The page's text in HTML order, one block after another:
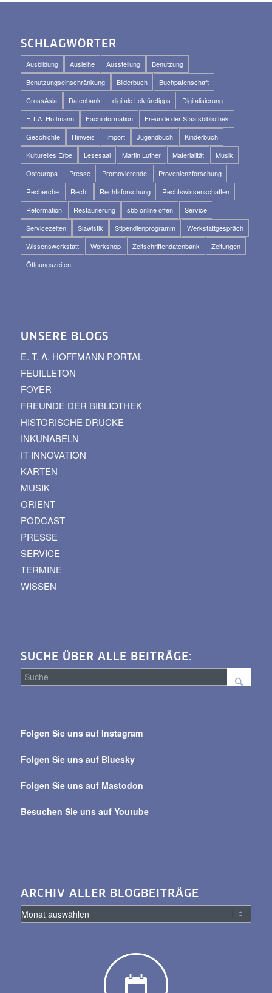
SCHLAGWÖRTER
Ausbildung Ausleihe Ausstellung
Benutzung
Benutzungseinschränkung
Bilderbuch
Buchpatenschaft
CrossAsia
Datenbank digitale Lektüretipps
Digitalisierung
E.T.A. Hoffmann
Fachinformation
Freunde der Staatsbibliothek
Geschichte
Hinweis Import Jugendbuch
Kinderbuch
Kulturelles Erbe
Lesesaal Martin Luther Materialität
Musik
Osteuropa
Presse Promovierende
Provenienzforschung
Recherche
Recht Rechtsforschung
Rechtswissenschaften
Reformation
Restaurierung sbb online offen
Service
Servicezeiten
Slawistik Stipendienprogramm
Werkstattgespräch
Wissenswerkstatt
Workshop Zeitschriftendatenbank
Zeitungen
Öffnungszeiten
UNSERE BLOGS
E. T. A. HOFFMANN PORTAL
FEUILLETON
FOYER
FREUNDE DER BIBLIOTHEK
HISTORISCHE DRUCKE
INKUNABELN
IT-INNOVATION
KARTEN
MUSIK
ORIENT
PODCAST
PRESSE
SERVICE
TERMINE
WISSEN
SUCHE ÜBER ALLE BEITRÄGE:
alle
Folgen Sie uns auf Instagram
Folgen Sie uns auf Bluesky
Folgen Sie uns auf Mastodon
Besuchen Sie uns auf Youtube
ARCHIV ALLER BLOGBEITRÄGE